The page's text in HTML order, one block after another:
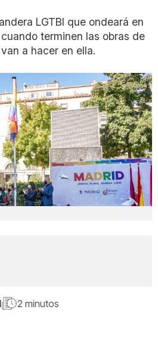
LGTBI que ondeará en
terminen las obras de
a hacer en ella.
2 minutos